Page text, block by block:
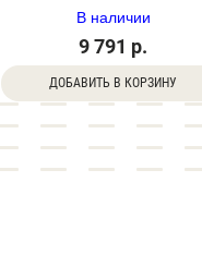
В наличии
9 791 р.
ДОБАВИТЬ В КОРЗИНУ